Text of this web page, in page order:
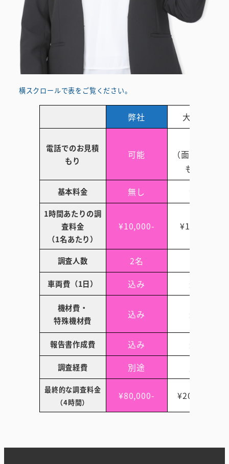
横スクロールで表をご覧ください。
弊社 大手A社
電話でのお見積
もり
可能
（面会後見積
もり）
基本料金 無し
1時間あたりの調
査料金
（1名あたり）
¥10,000- ¥12,500-
調査人数 2名
車両費（1日） 込み 込み
機材費・
特殊機材費
込み 込み
報告書作成費 込み 込み
調査経費 別途
最終的な調査料金
（4時間）
¥80,000- ¥200,000-